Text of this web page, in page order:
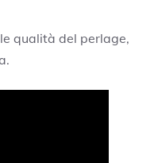
qualità del perlage,